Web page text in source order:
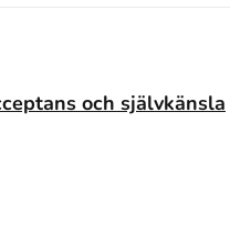
och självkänsla